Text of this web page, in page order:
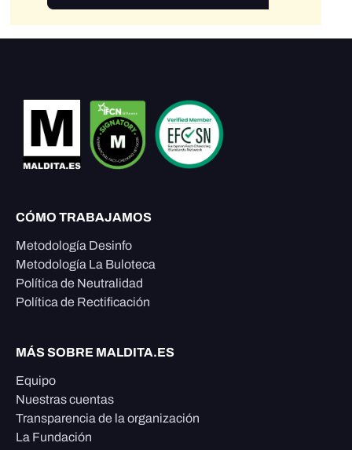
CÓMO TRABAJAMOS
Metodología Desinfo
Metodología La Buloteca
Política de Neutralidad
Política de Rectificación
MÁS SOBRE MALDITA.ES
Equipo
Nuestras cuentas
Transparencia de la organización
La Fundación